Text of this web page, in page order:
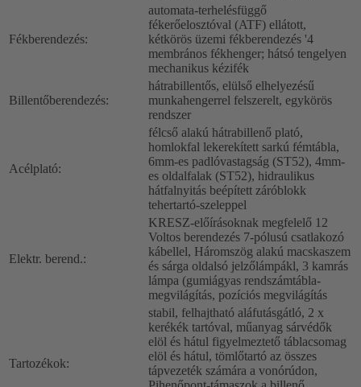
Fékberendezés:
automata-terhelésfüggő
fékerőelosztóval (ATF) ellátott,
kétkörös üzemi fékberendezés '4
membrános fékhenger; hátsó tengelyen
mechanikus kézifék
Billentőberendezés:
hátrabillentős, elülső elhelyezésű
munkahengerrel felszerelt, egykörös
rendszer
Acélplató:
félcső alakú hátrabillenő plató,
homlokfal lekerekített sarkú fémtábla,
6mm-es padlóvastagság (ST52), 4mm-
es oldalfalak (ST52), hidraulikus
hátfalnyitás beépített záróblokk
tehertartó-szeleppel
Elektr. berend.:
KRESZ-előírásoknak megfelelő 12
Voltos berendezés 7-pólusú csatlakozó
kábellel, Háromszög alakú macskaszem
és sárga oldalsó jelzőlámpákl, 3 kamrás
lámpa (gumiágyas rendszámtábla-
megvilágítás, pozíciós megvilágítás
Tartozékok:
stabil, felhajtható aláfutásgátló, 2 x
kerékék tartóval, műanyag sárvédők
elöl és hátul figyelmeztető táblacsomag
elöl és hátul, tömlőtartó az összes
tápvezeték számára a vonórúdon,